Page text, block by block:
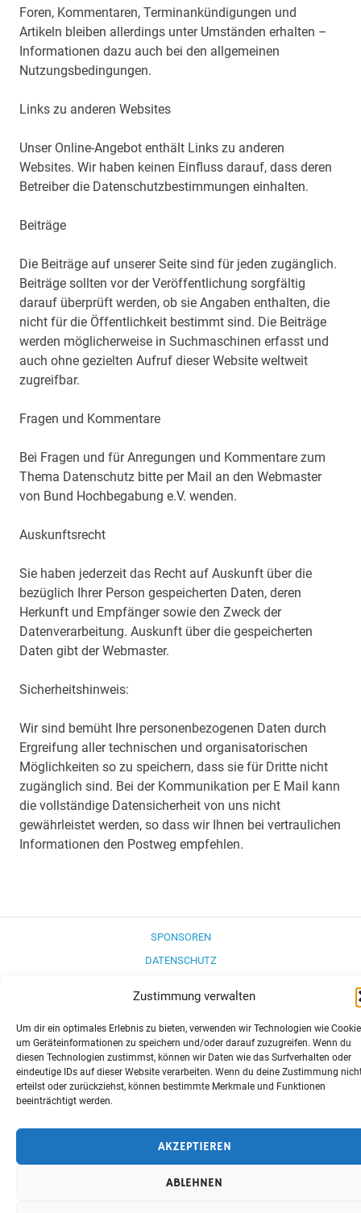
Zustimmung verwalten
Um dir ein optimales Erlebnis zu bieten, verwenden wir Technologien wie
um Geräteinformationen zu speichern und/oder darauf zuzugreifen. Wenn du
diesen Technologien zustimmst, können wir Daten wie das Surfverhalten oder
eindeutige IDs auf dieser Website verarbeiten. Wenn du deine Zustimmung
erteilst oder zurückziehst, können bestimmte Merkmale und Funktionen
beeinträchtigt werden.
AKZEPTIEREN
ABLEHNEN
Foren, Kommentaren, Terminankündigungen und
Artikeln bleiben allerdings unter Umständen erhalten –
Informationen dazu auch bei den allgemeinen
Nutzungsbedingungen.
Links zu anderen Websites
Unser Online-Angebot enthält Links zu anderen
Websites. Wir haben keinen Einfluss darauf, dass deren
Betreiber die Datenschutzbestimmungen einhalten.
Beiträge
Die Beiträge auf unserer Seite sind für jeden zugänglich.
Beiträge sollten vor der Veröffentlichung sorgfältig
darauf überprüft werden, ob sie Angaben enthalten, die
nicht für die Öffentlichkeit bestimmt sind. Die Beiträge
werden möglicherweise in Suchmaschinen erfasst und
auch ohne gezielten Aufruf dieser Website weltweit
zugreifbar.
Fragen und Kommentare
Bei Fragen und für Anregungen und Kommentare zum
Thema Datenschutz bitte per Mail an den Webmaster
von Bund Hochbegabung e.V. wenden.
Auskunftsrecht
Sie haben jederzeit das Recht auf Auskunft über die
bezüglich Ihrer Person gespeicherten Daten, deren
Herkunft und Empfänger sowie den Zweck der
Datenverarbeitung. Auskunft über die gespeicherten
Daten gibt der Webmaster.
Sicherheitshinweis:
Wir sind bemüht Ihre personenbezogenen Daten durch
Ergreifung aller technischen und organisatorischen
Möglichkeiten so zu speichern, dass sie für Dritte nicht
zugänglich sind. Bei der Kommunikation per E Mail kann
die vollständige Datensicherheit von uns nicht
gewährleistet werden, so dass wir Ihnen bei vertraulichen
Informationen den Postweg empfehlen.
SPONSOREN
DATENSCHUTZ
Erstellt mitWordPressundMerlin.